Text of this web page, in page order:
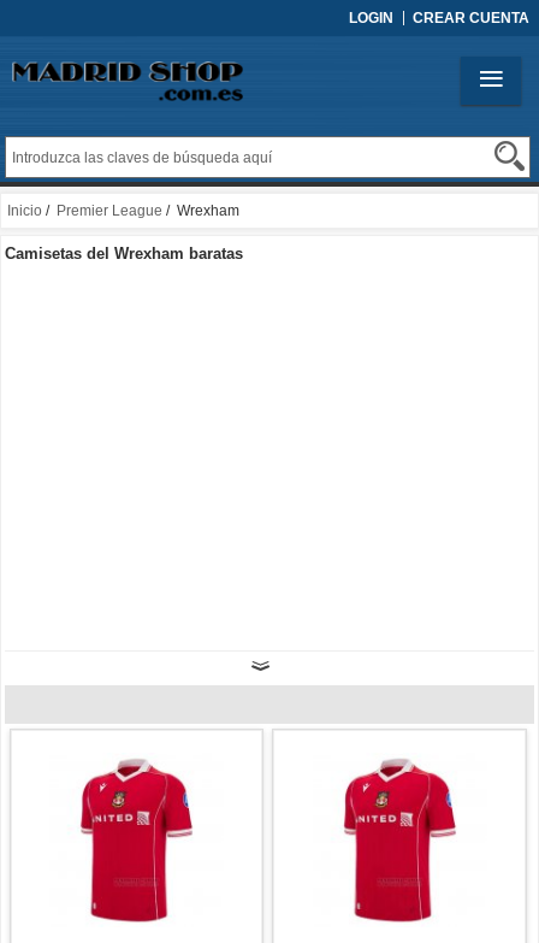
LOGIN CREAR CUENTA
Inicio / Premier League / Wrexham
Camisetas del Wrexham baratas